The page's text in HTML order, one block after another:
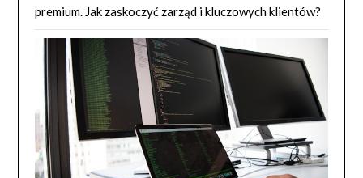
premium. Jak zaskoczyć zarząd i kluczowych klientów?